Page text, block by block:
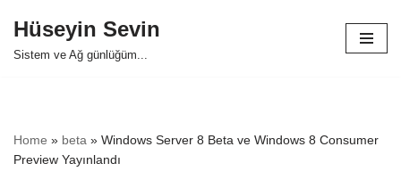
Skip
Hüseyin Sevin
Sistem ve Ağ günlüğüm...
Home » beta » Windows Server 8 Beta ve Windows 8 Consumer
Preview Yayınlandı